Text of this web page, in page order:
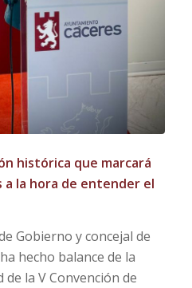
histórica que marcará
a la hora de entender el
Gobierno y concejal de
hecho balance de la
la V Convención de